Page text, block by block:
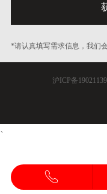
*请认真填写需求信息，我们
沪ICP备
、